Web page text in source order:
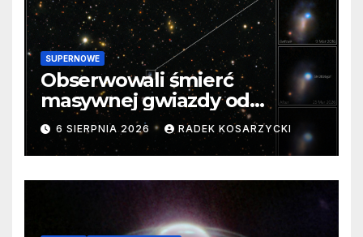
SUPERNOWE
Obserwowali śmierć
masywnej gwiazdy od
samego początku. Niezwykle
cenne dane
6 SIERPNIA 2026 RADEK KOSARZYCKI